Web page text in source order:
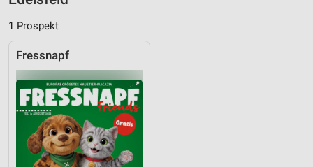
1 Prospekt
Fressnapf